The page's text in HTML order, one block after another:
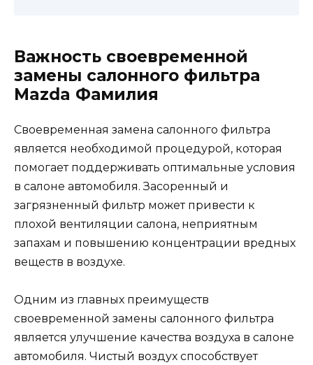
Важность своевременной
замены салонного фильтра
Mazda Фамилия
Своевременная замена салонного фильтра
является необходимой процедурой, которая
помогает поддерживать оптимальные условия
в салоне автомобиля. Засоренный и
загрязненный фильтр может привести к
плохой вентиляции салона, неприятным
запахам и повышению концентрации вредных
веществ в воздухе.
Одним из главных преимуществ
своевременной замены салонного фильтра
является улучшение качества воздуха в салоне
автомобиля. Чистый воздух способствует